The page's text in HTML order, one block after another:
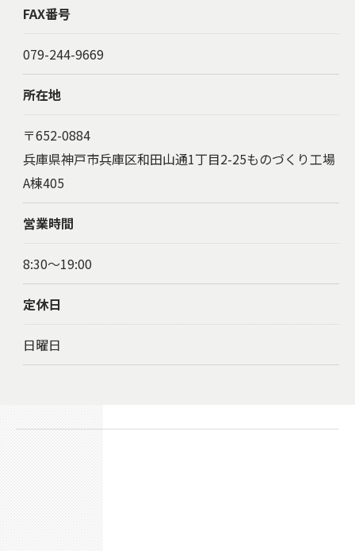
FAX番号
079-244-9669
所在地
〒652-0884
兵庫県神戸市兵庫区和田山通1丁目2-25ものづくり工場
A棟405
営業時間
8:30〜19:00
定休日
日曜日